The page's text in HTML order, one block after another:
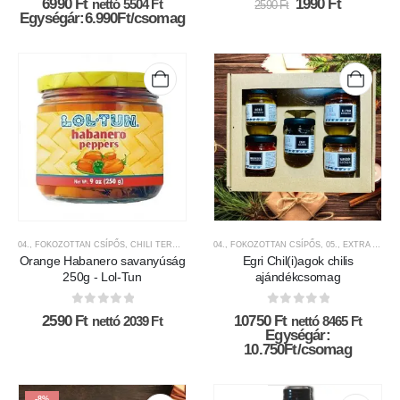
6990 Ft nettó5504Ft
Egységár:6.990Ft/csomag
2590Ft 1990 Ft
04., FOKOZOTTAN CSÍPŐS CHILI TERMÉKEK CSÍPŐSSÉGI-SKÁLA ,FRISS CHILI PAPRIKÁK ÉS
Orange Habanero savanyúság
250g - Lol-Tun
0az 5-ből
2590 Ft nettó2039 Ft
04., FOKOZOTTAN CSÍPŐS 05., EXTRA CSÍPŐS
Egri Chil(i)agok chilis
ajándékcsomag
0 az 5-ből
10750 Ft nettó8465 Ft
Egységár:
10.750Ft/csomag